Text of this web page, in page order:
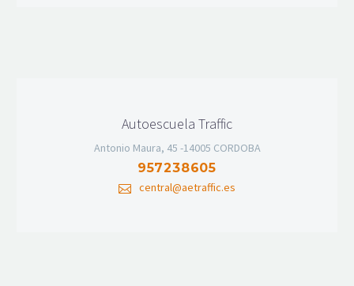
Autoescuela Traffic
Antonio Maura, 45 -14005 CORDOBA
957238605
central@aetraffic.es